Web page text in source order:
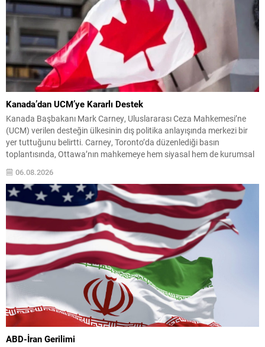
Kanada’dan UCM’ye Kararlı Destek
Kanada Başbakanı Mark Carney, Uluslararası Ceza Mahkemesi’ne
(UCM) verilen desteğin ülkesinin dış politika anlayışında merkezi bir
yer tuttuğunu belirtti. Carney, Toronto’da düzenlediği basın
toplantısında, Ottawa’nın mahkemeye hem siyasal hem de kurumsal
düzeyde katkı sağlamaya devam edeceğini söyledi. Carney, küresel
arenadaki gerilimlerin artmasıyla birlikte UCM’nin sorumluluklarının
büyüdüğünü ifade etti ve uluslararası...
06.08.2026
ABD-İran Gerilimi